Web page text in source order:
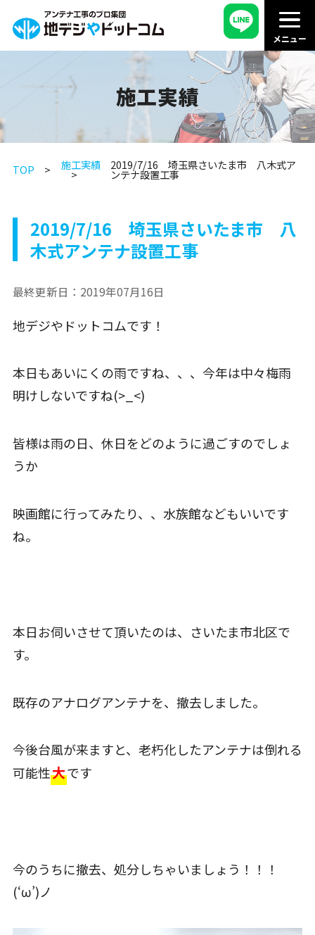
施工実績
TOP 施工実績 2019/7/16 埼玉県さいたま市 八木式ア
ンテナ設置工事
2019/7/16 埼玉県さいたま市 八
木式アンテナ設置工事
最終更新日： 2019年07月16日
地デジやドットコムです！
本日もあいにくの雨ですね、、、今年は中々梅雨
明けしないですね(>_<)
皆様は雨の日、休日をどのように過ごすのでしょ
うか
映画館に行ってみたり、、水族館などもいいです
ね。
本日お伺いさせて頂いたのは、さいたま市北区で
す。
既存のアナログアンテナを、撤去しました。
今後台風が来ますと、老朽化したアンテナは倒れる
可能性大です
今のうちに撤去、処分しちゃいましょう！！！
(‘ω’)ノ